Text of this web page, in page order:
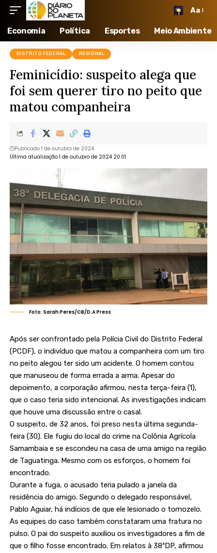
Aa
Economia Política Esportes Meio Ambiente
DISTRITO FEDERAL REGIONAL
Feminicídio: suspeito alega que
foi sem querer tiro no peito que
matou companheira
Última atualização 1 de outubro de 2024 20:01
Publicado 1 de outubro de 2024
Foto: Sarah Peres/CB/D.A Press
Após ser confrontado pela Polícia Civil do Distrito Federal
(PCDF), o indivíduo que matou a companheira com um tiro
no peito alegou ter sido um acidente. O homem contou
que manuseou de forma errada a arma. Apesar do
depoimento, a corporação afirmou, nesta terça-feira (1),
que o caso teria sido intencional. As investigações indicam
que houve uma discussão entre o casal.
O suspeito, de 32 anos, foi preso nesta última segunda-
feira (30). Ele fugiu do local do crime na Colônia Agrícola
Samambaia e se escondeu na casa de uma amigo na região
de Taguatinga. Mesmo com os esforços, o homem foi
encontrado.
Durante a fuga, o acusado teria pulado a janela da
residência do amigo. Segundo o delegado responsável,
Pablo Aguiar, há indícios de que ele lesionado o tornozelo.
As equipes do caso também constataram uma fratura no
pulso. O pai do suspeito auxiliou os investigadores a fim de
que o filho fosse encontrado. Em relatos à 38ªDP, afirmou